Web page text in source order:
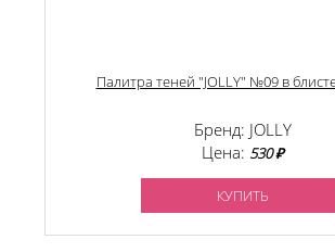
Палитра теней "JOLLY" №09 в
Бренд: JOLLY
Цена: 530 ₽
КУПИТЬ